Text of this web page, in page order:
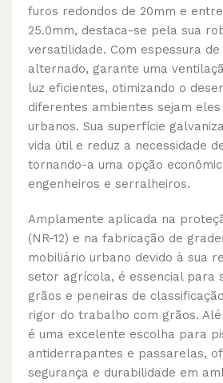
furos redondos de 20mm e
25.0mm, destaca-se pela sua
versatilidade. Com espessura
alternado, garante uma
luz eficientes, otimizando o
diferentes ambientes sejam eles
urbanos. Sua superfície
vida útil e reduz a necessidade
tornando-a uma opção
engenheiros e serralheiros.
Amplamente aplicada na
(NR-12) e na fabricação de
mobiliário urbano devido à sua
setor agrícola, é essencial para
grãos e peneiras de
rigor do trabalho com grãos.
é uma excelente escolha para
antiderrapantes e passarelas,
segurança e durabilidade em